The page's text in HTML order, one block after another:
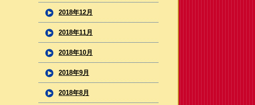
2018年12月
2018年11月
2018年10月
2018年9月
2018年8月